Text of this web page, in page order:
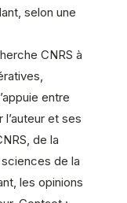
selon une
CNRS à
entre
et ses
de la
de la
les opinions